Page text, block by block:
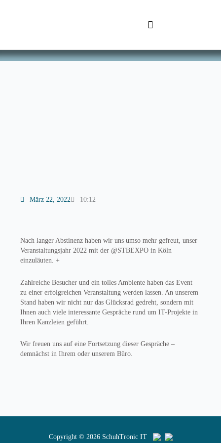
März 22, 2022 10:12
Nach langer Abstinenz haben wir uns umso mehr gefreut, unser
Veranstaltungsjahr 2022 mit der @STBEXPO in Köln
einzuläuten. +
Zahlreiche Besucher und ein tolles Ambiente haben das Event
zu einer erfolgreichen Veranstaltung werden lassen. An unserem
Stand haben wir nicht nur das Glücksrad gedreht, sondern mit
Ihnen auch viele interessante Gespräche rund um IT-Projekte in
Ihren Kanzleien geführt.
Wir freuen uns auf eine Fortsetzung dieser Gespräche –
demnächst in Ihrem oder unserem Büro.
Copyright © 2026 SchuhTronic IT